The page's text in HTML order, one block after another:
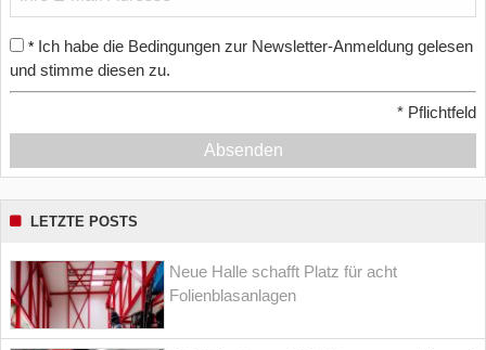
* Ich habe die Bedingungen zur Newsletter-Anmeldung gelesen
und stimme diesen zu.
* Pflichtfeld
Absenden
LETZTE POSTS
Neue Halle schafft Platz für acht
Folienblasanlagen